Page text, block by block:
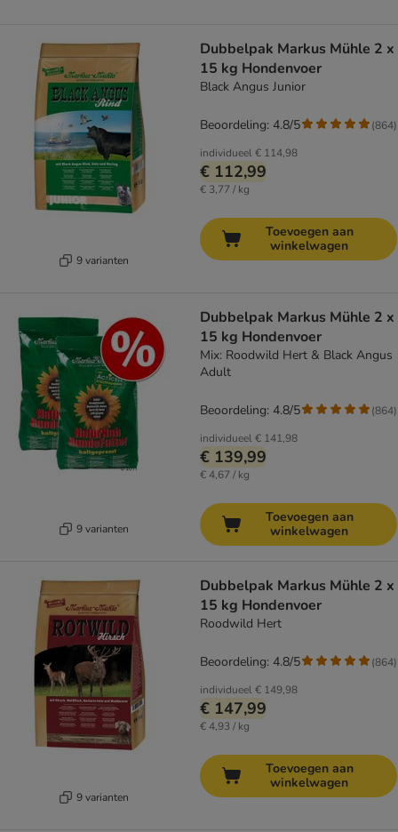
9 varianten
Dubbelpak Markus Mühle 2 x
15 kg Hondenvoer
Black Angus Junior
individueel€ 114,98
€ 112,99
€ 3,77 / kg
Beoordeling: 4.8/5 (864)
Toevoegen aan
winkelwagen
9 varianten
Dubbelpak Markus Mühle 2 x
15 kg Hondenvoer
Mix: Roodwild Hert & Black Angus
Adult
individueel€ 141,98
€ 139,99
€ 4,67 / kg
Beoordeling: 4.8/5 (864)
Toevoegen aan
winkelwagen
9 varianten
Dubbelpak Markus Mühle 2 x
15 kg Hondenvoer
Roodwild Hert
individueel€ 149,98
€ 147,99
€ 4,93 / kg
Beoordeling: 4.8/5 (864)
Toevoegen aan
winkelwagen